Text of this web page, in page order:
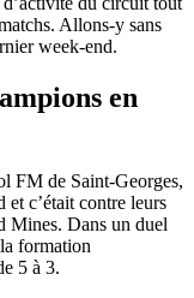
Allons-y sans
week-end.
en
FM de Saint-Georges,
et c’était contre leurs
Mines. Dans un duel
formation
5 à 3.